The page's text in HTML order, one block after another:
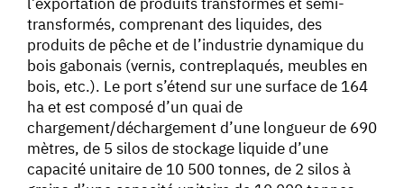
transformés, comprenant des liquides, des
produits de pêche et de l’industrie dynamique du
bois gabonais (vernis, contreplaqués, meubles en
bois, etc.). Le port s’étend sur une surface de 164
ha et est composé d’un quai de
chargement/déchargement d’une longueur de 690
mètres, de 5 silos de stockage liquide d’une
capacité unitaire de 10 500 tonnes, de 2 silos à